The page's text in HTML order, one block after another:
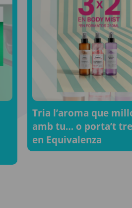
Tria l’aroma que
amb tu… o porta’t
en Equivalenza